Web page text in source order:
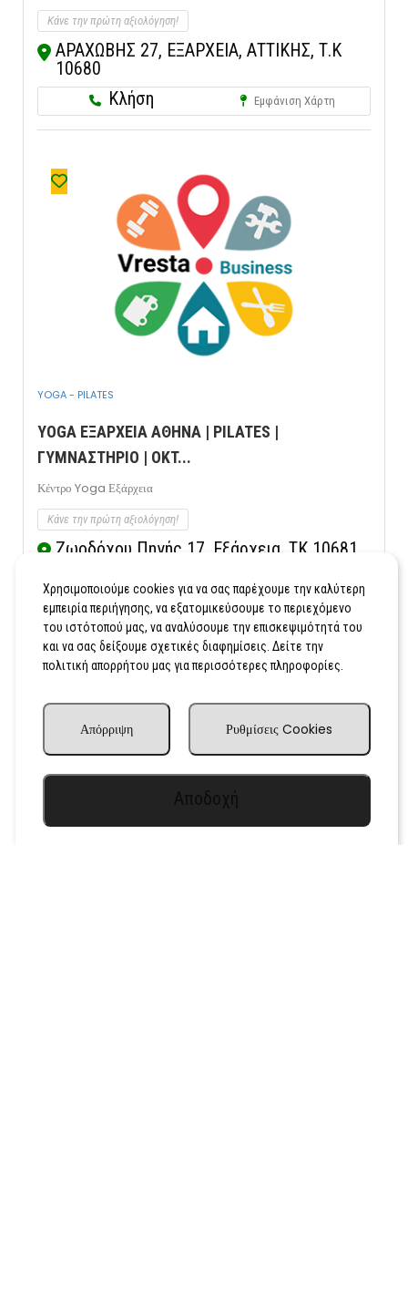
Κάνε την πρώτη αξιολόγηση!
ΑΡΑΧΩΒΗΣ 27, ΕΞΑΡΧΕΙΑ, ΑΤΤΙΚΗΣ, Τ.Κ
10680
Κλήση
Εμφάνιση Χάρτη
YOGA - PILATES
YOGA ΕΞΑΡΧΕΙΑ ΑΘΗΝΑ | PILATES |
ΓΥΜΝΑΣΤΗΡΙΟ | OKT...
Κέντρο Yoga Εξάρχεια
Κάνε την πρώτη αξιολόγηση!
Ζωοδόχου Πηγής 17, Εξάρχεια, ΤΚ 10681
Κλήση
Εμφάνιση Χάρτη
Χρησιμοποιούμε cookies για να σας παρέχουμε την καλύτερη
εμπειρία περιήγησης, να εξατομικεύσουμε το περιεχόμενο
του ιστότοπού μας, να αναλύσουμε την επισκεψιμότητά του
και να σας δείξουμε σχετικές διαφημίσεις. Δείτε την
πολιτική απορρήτου μας για περισσότερες πληροφορίες.
Ρυθμίσεις Cookies
Απόρριψη